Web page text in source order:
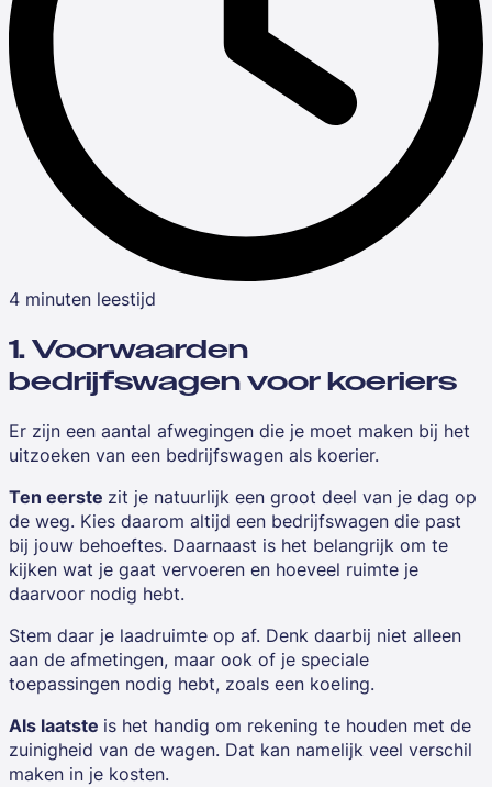
4 minuten leestijd
1. Voorwaarden
bedrijfswagen voor koeriers
Er zijn een aantal afwegingen die je moet maken bij het
uitzoeken van een bedrijfswagen als koerier.
Ten eerste zit je natuurlijk een groot deel van je dag op
de weg. Kies daarom altijd een bedrijfswagen die past
bij jouw behoeftes. Daarnaast is het belangrijk om te
kijken wat je gaat vervoeren en hoeveel ruimte je
daarvoor nodig hebt.
Stem daar je laadruimte op af. Denk daarbij niet alleen
aan de afmetingen, maar ook of je speciale
toepassingen nodig hebt, zoals een koeling.
Als laatste is het handig om rekening te houden met de
zuinigheid van de wagen. Dat kan namelijk veel verschil
maken in je kosten.